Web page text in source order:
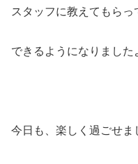
スタッフに教えてもら
できるようになりました
今日も、楽しく過ごせま